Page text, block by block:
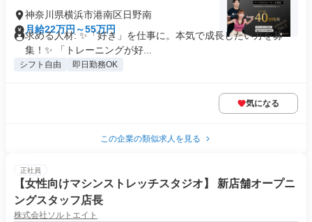
神奈川県横浜市港南区日野南
月給22万円～55万円
求める人材: ✨「好き」を仕事に。本気で成長したい方を募
集！✨ 「トレーニングが好...
シフト自由 即日勤務OK
気になる
この企業の類似求人を見る
正社員
【女性向けマシンストレッチスタジオ】 新店舗オープニ
ングスタッフ店長
株式会社ソルトエイト